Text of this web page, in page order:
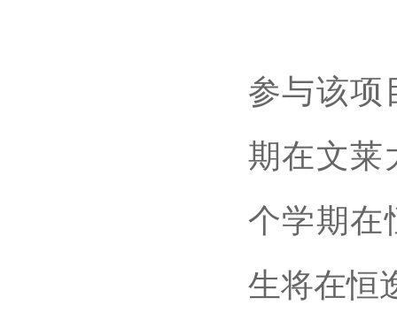
参与该项
期在文莱
个学期在
生将在恒